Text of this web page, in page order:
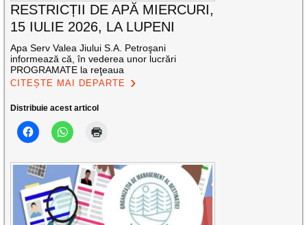
RESTRICȚII DE APĂ MIERCURI,
15 IULIE 2026, LA LUPENI
Apa Serv Valea Jiului S.A. Petroşani
informează că, în vederea unor lucrări
PROGRAMATE la reţeaua
CITEȘTE MAI DEPARTE
Distribuie acest articol